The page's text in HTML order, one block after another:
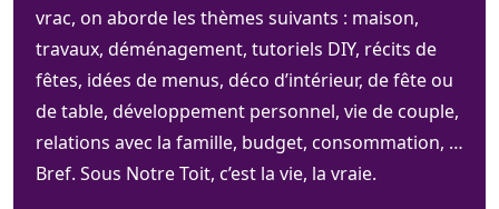
vrac, on aborde les thèmes suivants : maison,
travaux, déménagement, tutoriels DIY, récits de
fêtes, idées de menus, déco d’intérieur, de fête ou
de table, développement personnel, vie de couple,
relations avec la famille, budget, consommation, …
Bref. Sous Notre Toit, c’est la vie, la vraie.